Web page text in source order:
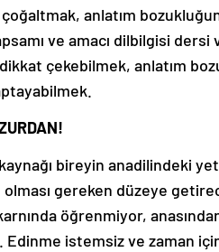
anlatım
ve amacı dilbilgisi
çekebilmek, anlatım
bireyin anadilindeki
olması gereken düzeye
öğrenmiyor,
Edinme istemsiz ve zaman